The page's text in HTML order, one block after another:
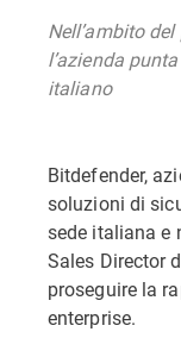
Nell’ambito
l’azienda
italiano
Bitdefender,
soluzioni di
sede italiana e
Sales Director
proseguire la
enterprise.